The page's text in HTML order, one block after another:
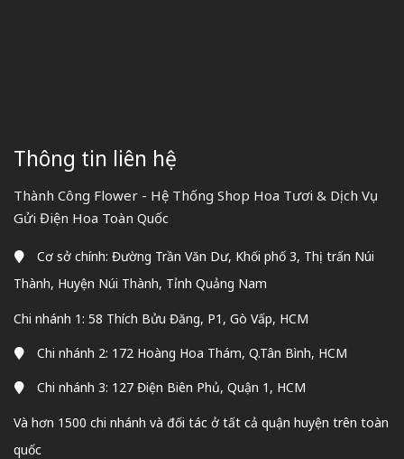
Thông tin liên hệ
Thành Công Flower - Hệ Thống Shop Hoa Tươi & Dịch Vụ
Gửi Điện Hoa Toàn Quốc
Cơ sở chính: Đường Trần Văn Dư, Khối phố 3, Thị trấn Núi
Thành, Huyện Núi Thành, Tỉnh Quảng Nam
Chi nhánh 1: 58 Thích Bửu Đăng, P1, Gò Vấp, HCM
Chi nhánh 2: 172 Hoàng Hoa Thám, Q.Tân Bình, HCM
Chi nhánh 3: 127 Điện Biên Phủ, Quận 1, HCM
Và hơn 1500 chi nhánh và đối tác ở tất cả quận huyện trên toàn
quốc